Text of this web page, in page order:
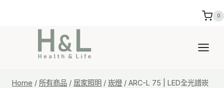
0
Home / 所有商品 / 居家照明 / 崁燈 / ARC-L 75 | LED全光譜崁